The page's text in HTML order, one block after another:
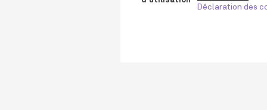
Déclaration des